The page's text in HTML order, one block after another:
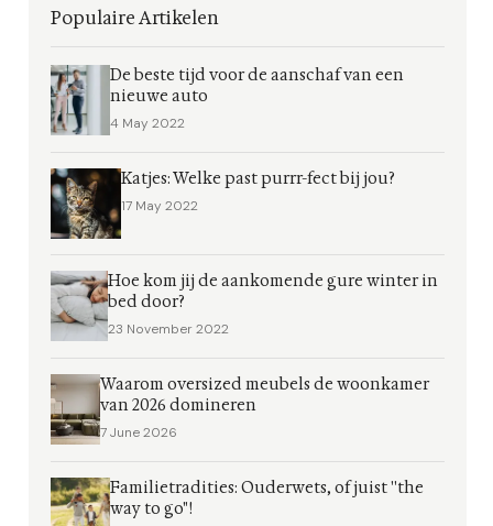
Populaire Artikelen
De beste tijd voor de aanschaf van een
nieuwe auto
4 May 2022
Katjes: Welke past purrr-fect bij jou?
17 May 2022
Hoe kom jij de aankomende gure winter in
bed door?
23 November 2022
Waarom oversized meubels de woonkamer
van 2026 domineren
7 June 2026
Familietradities: Ouderwets, of juist ''the
way to go"!